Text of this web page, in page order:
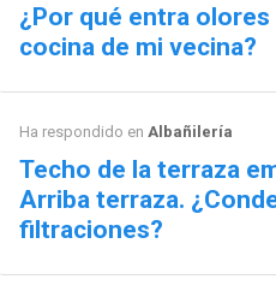
¿Por qué entra olores
cocina de mi vecina?
Ha respondido en Albañilería
Techo de la terraza
Arriba terraza.
filtraciones?